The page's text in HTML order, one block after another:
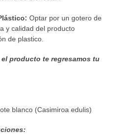
Optar por un gotero de
y calidad del producto
de plastico.
producto te regresamos tu
blanco (Casimiroa edulis)